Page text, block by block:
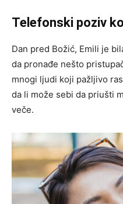
Telefonski poziv
Dan pred Božić, Emili je
da pronađe nešto
mnogi ljudi koji pažljivo
da li može sebi da priušti
veče.